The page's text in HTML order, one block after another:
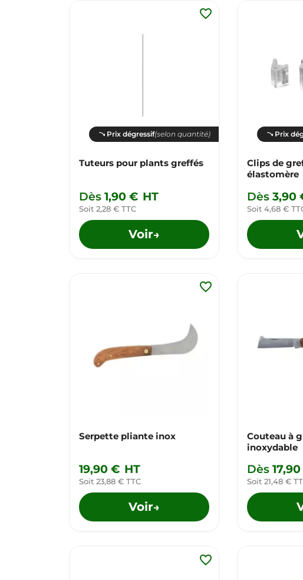
Prix dégressif(selon quantité)
Tuteurs pour plants greffés
Dès 1,90 € HT
Soit 2,28 € TTC
Voir→
favorite_border
Prix
Clips de
élastomère
Dès 3,90
Soit 4,68 €
Serpette pliante inox
19,90 € HT
Soit 23,88 € TTC
Voir→
favorite_border
Couteau à
inoxydable
Dès
Soit 21,48 €
favorite_border